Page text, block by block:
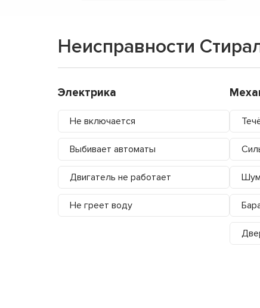
Неисправности
Электрика
Не включается
Выбивает автоматы
Двигатель не работает
Не греет воду
Шум